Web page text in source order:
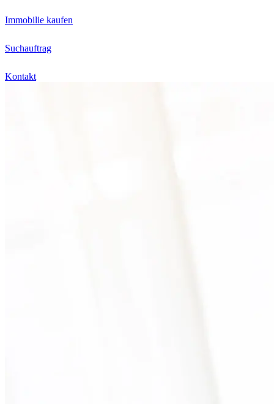
Immobilie kaufen
Suchauftrag
Kontakt